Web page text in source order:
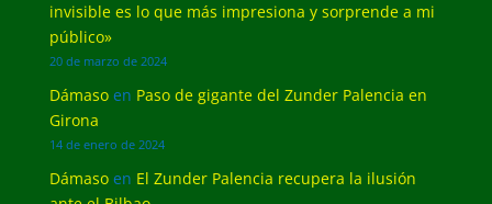
invisible es lo que más impresiona y sorprende a mi
público»
20 de marzo de 2024
Dámasoen Paso de gigante del Zunder Palencia en
Girona
14 de enero de 2024
Dámasoen El Zunder Palencia recupera la ilusión